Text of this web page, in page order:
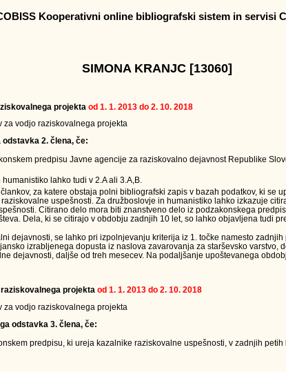
Kooperativni online bibliografski sistem in servisi
SIMONA KRANJC [13060]
projekta od 1. 1. 2013 do 2. 10. 2018
za vodjo raziskovalnega projekta
2. člena, če:
predpisu Javne agencije za raziskovalno dejavnost Republike
lahko tudi v 2.A ali 3.A,B.
za katere obstaja polni bibliografski zapis v bazah podatkov, ki se
uspešnosti. Za družboslovje in humanistiko lahko izkazuje
Citirano delo mora biti znanstveno delo iz podzakonskega
Dela, ki se citirajo v obdobju zadnjih 10 let, so lahko objavljena tudi
dejavnosti, se lahko pri izpolnjevanju kriterija iz 1. točke namesto
izrabljenega dopusta iz naslova zavarovanja za starševsko
dejavnosti, daljše od treh mesecev. Na podaljšanje upoštevanega
projekta od 1. 1. 2013 do 2. 10. 2018
za vodjo raziskovalnega projekta
odstavka 3. člena, če:
predpisu, ki ureja kazalnike raziskovalne uspešnosti, v zadnjih petih